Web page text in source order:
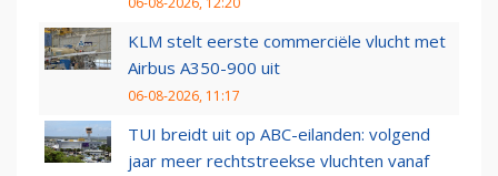
KLM stelt eerste commerciële vlucht met
Airbus A350-900 uit
06-08-2026, 11:17
TUI breidt uit op ABC-eilanden: volgend
jaar meer rechtstreekse vluchten vanaf